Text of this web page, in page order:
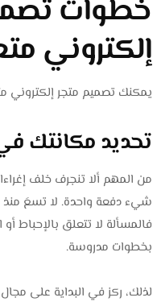
خطوات
إلكتروني
يمكنك تصميم متجر إلكتروني
تحديد مكانتك
من المهم ألا تنجرف خلف
شيء دفعة واحدة. لا تسعَ منذ
فالمسألة لا تتعلق بالإحباط
بخطوات مدروسة.
لذلك، ركز في البداية على